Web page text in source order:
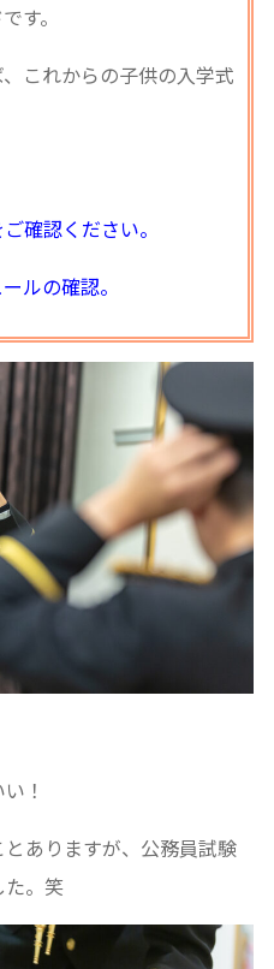
す。
これからの子供の入学式
確認ください。
ルの確認。
！
ありますが、公務員試験
た。笑